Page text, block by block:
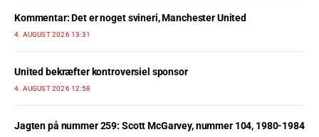
Kommentar: Det er noget svineri, Manchester United
4. AUGUST 2026 13:31
United bekræfter kontroversiel sponsor
4. AUGUST 2026 12:58
Jagten på nummer 259: Scott McGarvey, nummer 104, 1980-1984